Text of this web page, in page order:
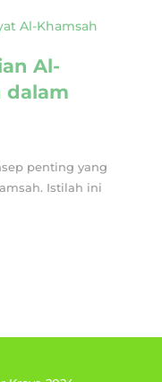
Al-
dalam
penting yang
Istilah ini